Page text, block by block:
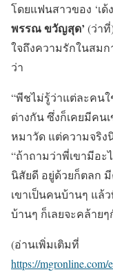
โดยแฟนสาวของ ‘เ
พรรณ ขวัญสุด’ (ว่า
ใจถึงความรักในสม
ว่า
“พีชไม่รู้ว่าแต่ละคน
ต่างกัน ซึ่งก็เคยมีคน
หมาวัด แต่ความจริง
“ถ้าถามว่าพี่เขามีอะ
นิสัยดี อยู่ด้วยก็ตลก
เขาเป็นคนบ้านๆ แล้
บ้านๆ ก็เลยจะคล้ายๆ
(อ่านเพิ่มเติมที่
https://mgronline.com/